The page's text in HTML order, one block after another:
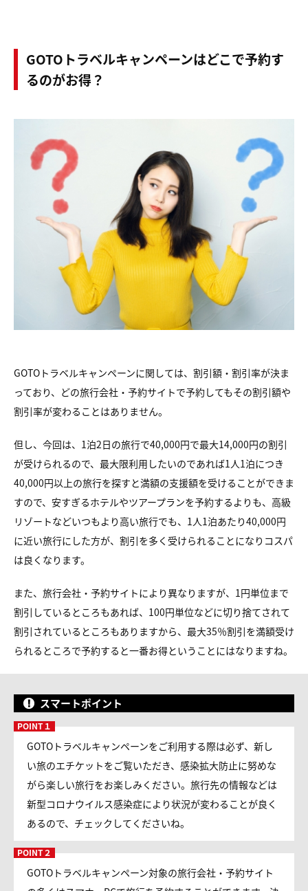
GOTOトラベルキャンペーンはどこで予約す
るのがお得？
GOTOトラベルキャンペーンに関しては、割引額・割引率が決ま
っており、どの旅行会社・予約サイトで予約してもその割引額や
割引率が変わることはありません。
但し、今回は、1泊2日の旅行で40,000円で最大14,000円の割引
が受けられるので、最大限利用したいのであれば1人1泊につき
40,000円以上の旅行を探すと満額の支援額を受けることができま
すので、安すぎるホテルやツアープランを予約するよりも、高級
リゾートなどいつもより高い旅行でも、1人1泊あたり40,000円
に近い旅行にした方が、割引を多く受けられることになりコスパ
は良くなります。
また、旅行会社・予約サイトにより異なりますが、1円単位まで
割引しているところもあれば、100円単位などに切り捨てされて
割引されているところもありますから、最大35％割引を満額受け
られるところで予約すると一番お得ということにはなりますね。
スマートポイント
GOTOトラベルキャンペーンをご利用する際は必ず、新し
い旅のエチケットをご覧いただき、感染拡大防止に努めな
がら楽しい旅行をお楽しみください。旅行先の情報などは
新型コロナウイルス感染症により状況が変わることが良く
あるので、チェックしてくださいね。
GOTOトラベルキャンペーン対象の旅行会社・予約サイト